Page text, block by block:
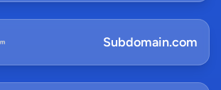
Subdomain.com